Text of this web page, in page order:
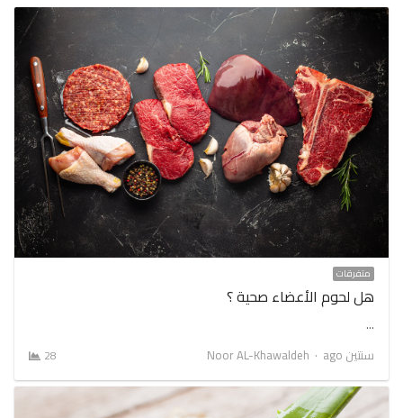
متفرقات
هل لحوم الأعضاء صحية ؟
…
سنتين ago
Author
Noor AL-Khawaldeh
28